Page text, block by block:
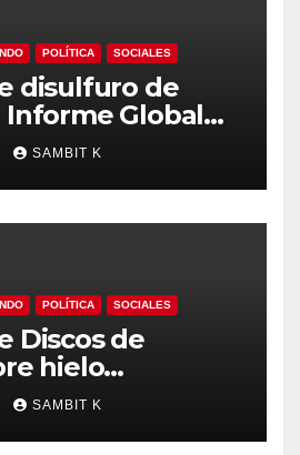
POLÍTICA SOCIALES
disulfuro de
Global
Pronóstico y
Industria hasta
SAMBIT K
POLÍTICA SOCIALES
Discos de
hielo
Mercado y
SAMBIT K